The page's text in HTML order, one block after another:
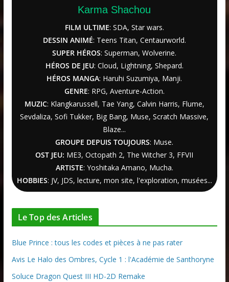
Karma Shachou
FILM ULTIME: SDA, Star wars.
DESSIN ANIMÉ: Teens Titan, Centaurworld.
SUPER HÉROS: Superman, Wolverine.
HÉROS DE JEU: Cloud, Lightning, Shepard.
HÉROS MANGA: Haruhi Suzumiya, Manji.
GENRE: RPG, Aventure-Action.
MUZIC: Klangkarussell, Tae Yang, Calvin Harris, Flume,
Sevdaliza, Sofi Tukker, Big Bang, Muse, Scratch Massive,
Blaze...
GROUPE DEPUIS TOUJOURS: Muse.
OST JEU: ME3,Octopath 2, The Witcher3, FFVII
ARTISTE: Yoshitaka Amano, Mucha.
HOBBIES: JV, JDS, lecture, mon site, l'exploration, musées...
Le Top des Articles
Blue Prince : tous les codes et pièces à ne pas rater
Avis Le Halo des Ombres, Cycle 1 : l'Académie de Santhoryne
Soluce Dragon Quest III HD-2D Remake